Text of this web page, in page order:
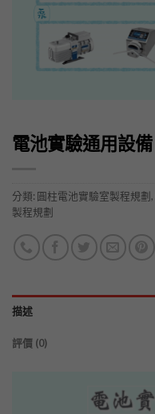
電池實驗通用設備
分類: 圓柱電池實驗室製程規劃 ,
製程規劃
描述
評價 (0)